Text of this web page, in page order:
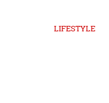
LIFESTYLE